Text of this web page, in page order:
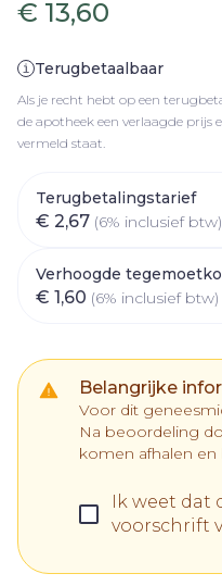
€ 13,60
Terugbetaalbaar
Als je recht hebt op een
de apotheek een verlaagde prijs
vermeld staat.
Terugbetalingstarief
€ 2,67 (6% inclusief btw)
Verhoogde
€ 1,60 (6% inclusief btw)
Belangrijke
Voor dit
Na beoordeling
komen afhalen en
Ik weet dat
voorschrift